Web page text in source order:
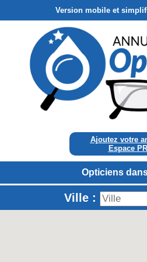
Version mobile et
Ajoutez votre
Espace
Opticiens
Ville :